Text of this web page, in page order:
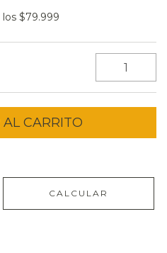
los$79.999
CALCULAR